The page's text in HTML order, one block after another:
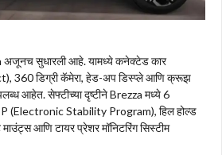
अजूनच सुधारली आहे. यामध्ये कनेक्टेड कार
360 डिग्री कॅमेरा, हेड-अप डिस्प्ले आणि क्रूझ
आहेत. सेफ्टीच्या दृष्टीने Brezza मध्ये 6
(Electronic Stability Program), हिल होल्ड
आणि टायर प्रेशर मॉनिटरिंग सिस्टीम